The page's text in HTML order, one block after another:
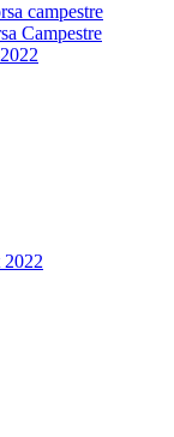
campestre
Campestre
2022